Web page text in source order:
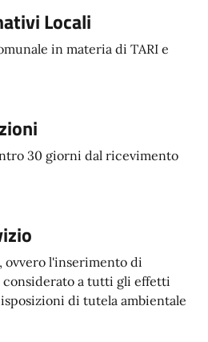
Locali
in materia di TARI e
30 giorni dal ricevimento
ovvero l'inserimento di
considerato a tutti gli effetti
di tutela ambientale